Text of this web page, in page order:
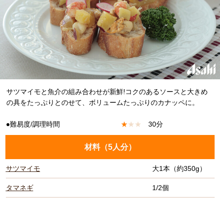
サツマイモと魚介の組み合わせが新鮮!コクのあるソースと大きめ
の具をたっぷりとのせて、ボリュームたっぷりのカナッペに。
●難易度/調理時間 ★★ ★ 30分
材料（5人分）
サツマイモ 大1本（約350g）
タマネギ 1/2個